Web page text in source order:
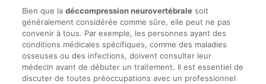
Bien que la déccompression neurovertébralesoit
généralement considérée comme sûre, elle peut ne pas
convenir à tous. Par exemple, les personnes ayant des
conditions médicales spécifiques, comme des maladies
osseuses ou des infections, doivent consulter leur
médecin avant de débuter un traitement. Il est essentiel de
discuter de toutes préoccupations avec un professionnel